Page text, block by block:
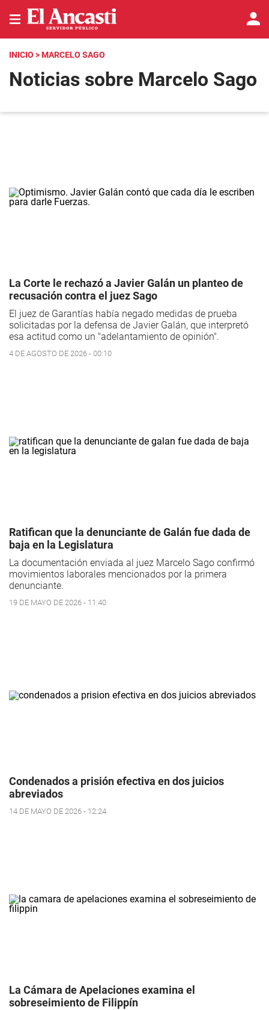
INICIO > MARCELO SAGO
Noticias sobre Marcelo Sago
La Corte le rechazó a Javier Galán un planteo de
recusación contra el juez Sago
El juez de Garantías había negado medidas de prueba
solicitadas por la defensa de Javier Galán, que interpretó
esa actitud como un "adelantamiento de opinión".
4 DE AGOSTO DE 2026 - 00:10
Ratifican que la denunciante de Galán fue dada de
baja en la Legislatura
La documentación enviada al juez Marcelo Sago confirmó
movimientos laborales mencionados por la primera
denunciante.
19 DE MAYO DE 2026 - 11:40
Condenados a prisión efectiva en dos juicios
abreviados
14 DE MAYO DE 2026 - 12:24
La Cámara de Apelaciones examina el
sobreseimiento de Filippín